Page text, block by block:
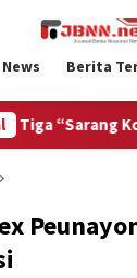
News Berita
Korupsi”